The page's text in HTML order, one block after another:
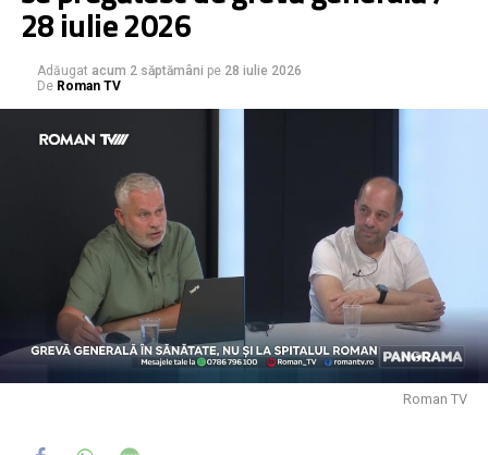
28 iulie 2026
Adăugat acum 2 săptămâni pe 28 iulie 2026
De Roman TV
Roman TV